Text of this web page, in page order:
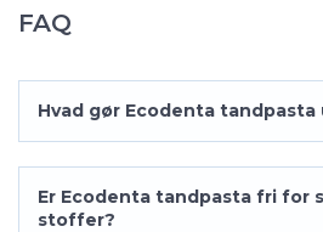
FAQ
Hvad gør Ecodenta tandpasta
Er Ecodenta tandpasta fri for
stoffer?